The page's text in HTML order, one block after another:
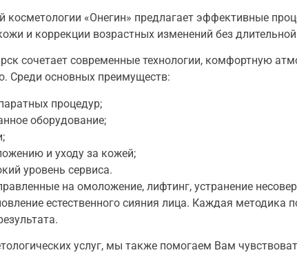
косметологии «Онегин» предлагает эффективные
и коррекции возрастных изменений без
сочетает современные технологии, комфортную
Среди основных преимуществ:
процедур;
оборудование;
и уходу за кожей;
уровень сервиса.
на омоложение, лифтинг, устранение
естественного сияния лица. Каждая методика
услуг, мы также помогаем Вам